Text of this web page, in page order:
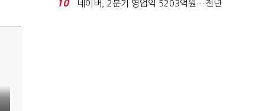
10
네이버, 2분기 영업익 5203억원…전년